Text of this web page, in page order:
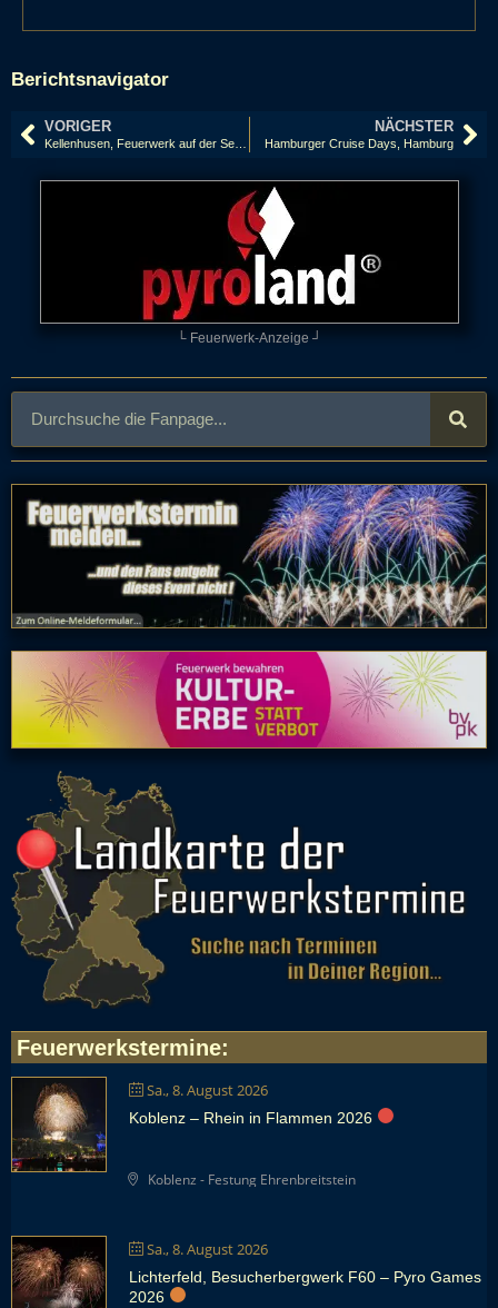
Berichtsnavigator
VORIGER NÄCHSTER
Hamburger Cruise Days, Hamburg
└ Feuerwerk-Anzeige ┘
Feuerwerkstermine:
Sa., 8. August 2026
Koblenz – Rhein in Flammen 2026
Koblenz - Festung Ehrenbreitstein
Sa., 8. August 2026
Lichterfeld, Besucherbergwerk F60 – Pyro Games
2026